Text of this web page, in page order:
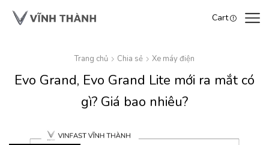
Cart
Trang chủ Chia sẻ Xe máy điện
Evo Grand, Evo Grand Lite mới ra mắt có
gì? Giá bao nhiêu?